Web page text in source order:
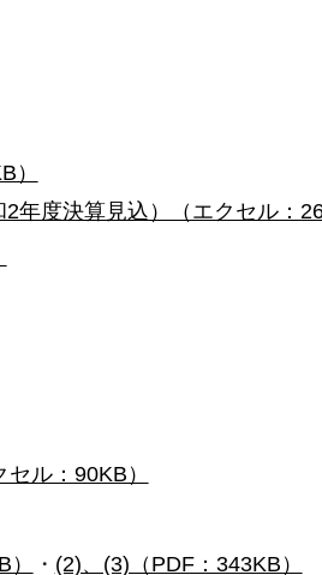
）
年度決算見込）（エクセル：
ル：90KB）
・ (2)、(3)（PDF：343KB）